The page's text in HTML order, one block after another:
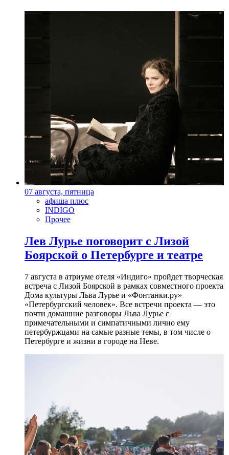
07 августа, пятница
афиша плюс
INDIGO
Прочее
Лев Лурье поговорит с Лизой
Боярской о Петербурге и театре
7 августа в атриуме отеля «Индиго» пройдет творческая
встреча с Лизой Боярской в рамках совместного проекта
Дома культуры Льва Лурье и «Фонтанки.ру»
«Петербургский человек». Все встречи проекта — это
почти домашние разговоры Льва Лурье с
примечательными и симпатичными лично ему
петербуржцами на самые разные темы, в том числе о
Петербурге и жизни в городе на Неве.